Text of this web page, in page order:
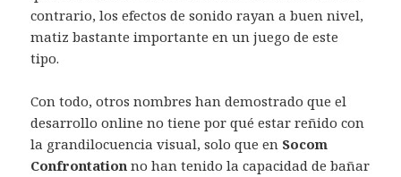
contrario, los efectos de sonido rayan a buen nivel,
matiz bastante importante en un juego de este
tipo.
Con todo, otros nombres han demostrado que el
desarrollo online no tiene por qué estar reñido con
la grandilocuencia visual, solo que en Socom
Confrontation no han tenido la capacidad de bañar